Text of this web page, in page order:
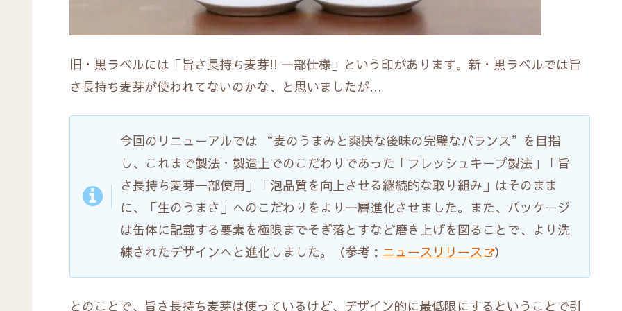
旧・黒ラベルには「旨さ長持ち麦芽!! 一部仕様」という印があります。新・黒ラベルでは旨
さ長持ち麦芽が使われてないのかな、と思いましたが…
今回のリニューアルでは “麦のうまみと爽快な後味の完璧なバランス”を目指
し、これまで製法・製造上でのこだわりであった「フレッシュキープ製法」「旨
さ長持ち麦芽一部使用」「泡品質を向上させる継続的な取り組み」はそのまま
に、「生のうまさ」へのこだわりをより一層進化させました。また、パッケージ
は缶体に記載する要素を極限までそぎ落とすなど磨き上げを図ることで、より洗
練されたデザインへと進化しました。（参考： ニュースリリース ）
とのことで、旨さ長持ち麦芽は使っているけど、デザイン的に最低限にするということで引